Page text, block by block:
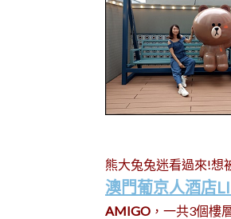
熊大兔兔迷看過來!想
澳門葡京人酒店
AMIGO ，一共3個樓